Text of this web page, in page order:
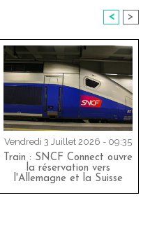
< >
Vendredi 3 Juillet 2026 - 09:35
Train : SNCF Connect ouvre
la réservation vers
l'Allemagne et la Suisse